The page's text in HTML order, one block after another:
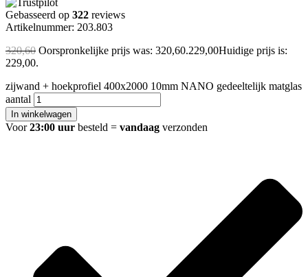
Gebasseerd op 322 reviews
Artikelnummer: 203.803
320,60 Oorspronkelijke prijs was: 320,60.229,00Huidige prijs is:
229,00.
zijwand + hoekprofiel 400x2000 10mm NANO gedeeltelijk matglas
aantal
In winkelwagen
Voor23:00 uur besteld = vandaag verzonden